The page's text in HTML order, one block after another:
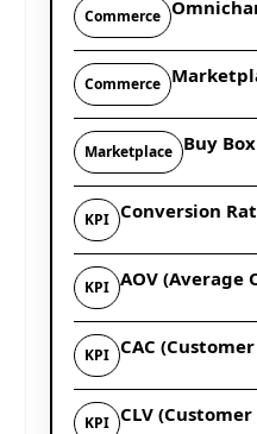
Commerce
Commerce
Marketplace Buy Box
KPI Conversion
KPI AOV (Average
KPI CAC
KPI CLV